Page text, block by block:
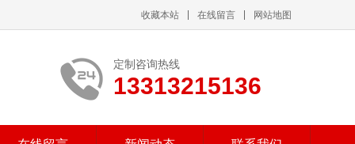
收藏本站 在线留言 网站地图
定制咨询热线
13313215136